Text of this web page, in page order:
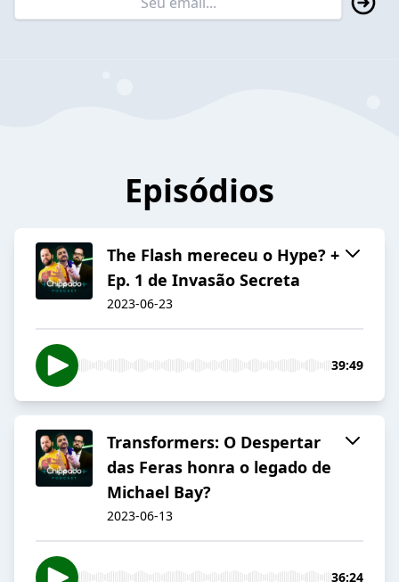
Episódios
The Flash mereceu o Hype? +
Ep. 1 de Invasão Secreta
2023-06-23
39:49
Transformers: O Despertar
das Feras honra o legado de
Michael Bay?
2023-06-13
36:24